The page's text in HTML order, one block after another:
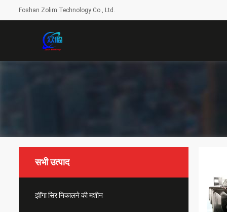
Foshan Zolim Technology Co., Ltd.
सभी उत्पाद
झींगा सिर निकालने की मशीन